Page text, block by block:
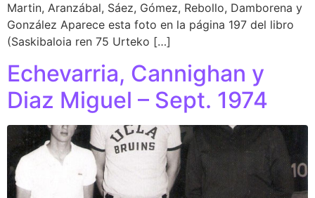
Martin, Aranzábal, Sáez, Gómez, Rebollo, Damborena y
González Aparece esta foto en la página 197 del libro
(Saskibaloia ren 75 Urteko […]
Echevarria, Cannighan y
Diaz Miguel – Sept. 1974